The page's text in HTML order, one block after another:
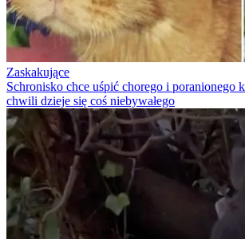
Zaskakujące
Schronisko chce uśpić chorego i poranionego
chwili dzieje się coś niebywałego